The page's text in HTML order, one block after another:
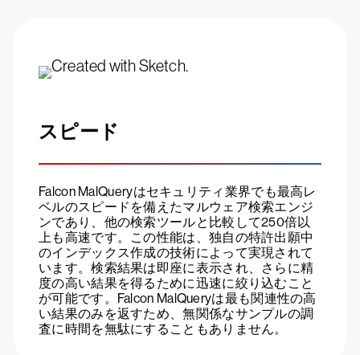
スピード
Falcon MalQueryはセキュリティ業界でも最高レ
ベルのスピードを備えたマルウェア検索エンジ
ンであり、他の検索ツールと比較して250倍以
上も高速です。この性能は、独自の特許出願中
のインデックス作成の技術によって実現されて
います。検索結果は即座に表示され、さらに精
度の高い結果を得るために迅速に絞り込むこと
が可能です。Falcon MalQueryは最も関連性の高
い結果のみを返すため、無関係なサンプルの調
査に時間を無駄にすることもありません。